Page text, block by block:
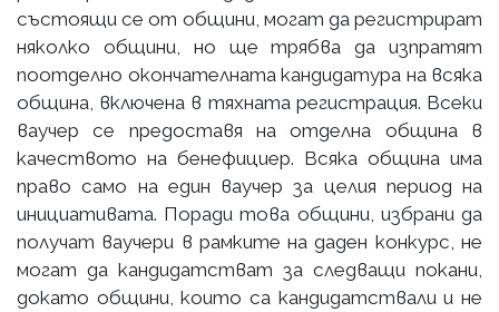
състоящи се от общини, могат да регистрират
няколко общини, но ще трябва да изпратят
поотделно окончателната кандидатура на всяка
община, включена в тяхната регистрация. Всеки
ваучер се предоставя на отделна община в
качеството на бенефициер. Всяка община има
право само на един ваучер за целия период на
инициативата. Поради това общини, избрани да
получат ваучери в рамките на даден конкурс, не
могат да кандидатстват за следващи покани,
докато общини, които са кандидатствали и не